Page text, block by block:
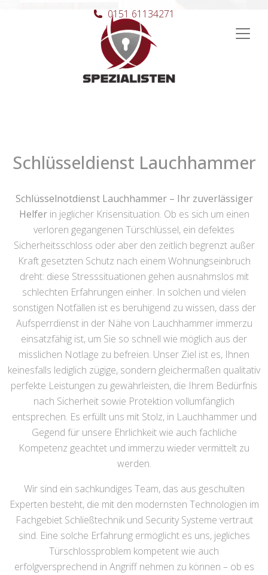
Hauptnavigation
0151 61134271
Schlüsseldienst Lauchhammer
Schlüsselnotdienst Lauchhammer – Ihr zuverlässiger
Helferin jeglicher Krisensituation. Ob es sich um einen
verloren gegangenen Türschlüssel, ein defektes
Sicherheitsschloss oder aber den zeitlich begrenzt außer
Kraft gesetzten Schutz nach einem Wohnungseinbruch
dreht: diese Stresssituationen gehen ausnahmslos mit
schlechten Erfahrungen einher. In solchen und vielen
sonstigen Notfällen ist es beruhigend zu wissen, dass der
Aufsperrdienst in der Nähe von Lauchhammer immerzu
einsatzfähig ist, um Sie so schnell wie möglich aus der
misslichen Notlage zu befreien. Unser Ziel ist es, Ihnen
keinesfalls lediglich zügige, sondern gleichermaßen qualitativ
perfekte Leistungen zu gewährleisten, die Ihrem Bedürfnis
nach Sicherheit sowie Protektion vollumfänglich
entsprechen. Es erfüllt uns mit Stolz, in Lauchhammer und
Gegend für unsere Ehrlichkeit wie auch fachliche
Kompetenz geachtet und immerzu wieder vermittelt zu
werden.
Wir sind ein sachkundiges Team, das aus geschulten
Experten besteht, die mit den modernsten Technologien im
Fachgebiet Schließtechnik und Security Systeme vertraut
sind. Eine solche Erfahrung ermöglicht es uns, jegliches
Türschlossproblem kompetent wie auch
erfolgversprechend in Angriff nehmen zu können – ob es